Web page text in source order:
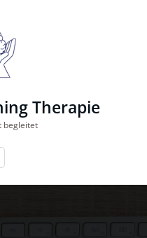
Therapie
begleitet